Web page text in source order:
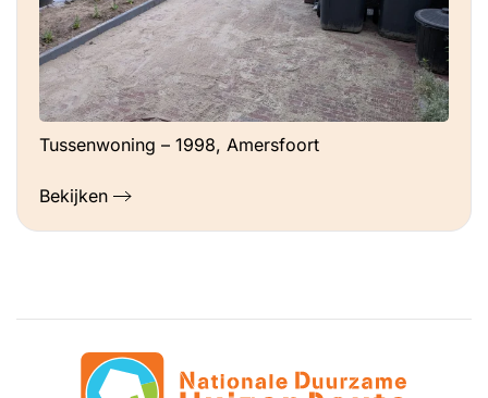
Tussenwoning – 1998, Amersfoort
Bekijken